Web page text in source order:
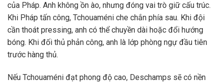
của Pháp. Anh không ồn ào, nhưng đóng vai trò giữ cấu trúc.
Khi Pháp tấn công, Tchouaméni che chắn phía sau. Khi đội
cần thoát pressing, anh có thể chuyền dài hoặc đổi hướng
bóng. Khi đối thủ phản công, anh là lớp phòng ngự đầu tiên
trước hàng thủ.
Nếu Tchouaméni đạt phong độ cao, Deschamps sẽ có nền